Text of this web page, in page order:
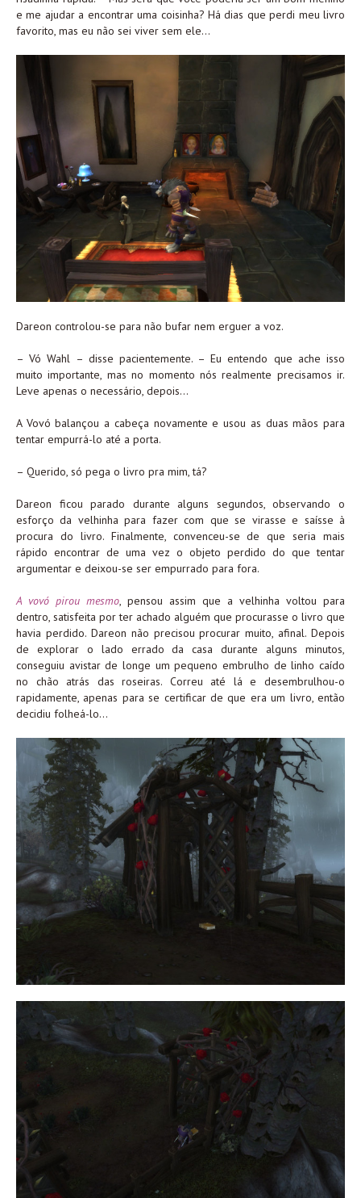
e me ajudar a encontrar uma coisinha? Há dias que perdi meu livro
favorito, mas eu não sei viver sem ele…
Dareon controlou-se para não bufar nem erguer a voz.
– Vó Wahl – disse pacientemente. – Eu entendo que ache isso
muito importante, mas no momento nós realmente precisamos ir.
Leve apenas o necessário, depois…
A Vovó balançou a cabeça novamente e usou as duas mãos para
tentar empurrá-lo até a porta.
– Querido, só pega o livro pra mim, tá?
Dareon ficou parado durante alguns segundos, observando o
esforço da velhinha para fazer com que se virasse e saísse à
procura do livro. Finalmente, convenceu-se de que seria mais
rápido encontrar de uma vez o objeto perdido do que tentar
argumentar e deixou-se ser empurrado para fora.
A vovó pirou mesmo, pensou assim que a velhinha voltou para
dentro, satisfeita por ter achado alguém que procurasse o livro que
havia perdido. Dareon não precisou procurar muito, afinal. Depois
de explorar o lado errado da casa durante alguns minutos,
conseguiu avistar de longe um pequeno embrulho de linho caído
no chão atrás das roseiras. Correu até lá e desembrulhou-o
rapidamente, apenas para se certificar de que era um livro, então
decidiu folheá-lo…